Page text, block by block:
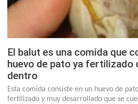
El balut es una comida que
huevo de pato ya fertilizado
dentro
Esta comida consiste en un huevo de
fertilizado y muy desarrollado que se